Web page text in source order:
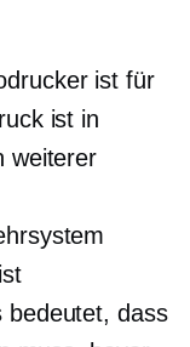
ist für
ist in
weiterer
ist
bedeutet, dass